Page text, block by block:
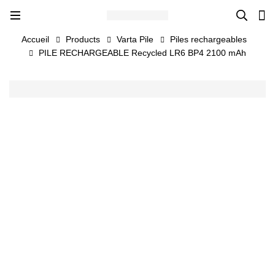
Accueil Products Varta Pile
Piles rechargeables
PILE RECHARGEABLE Recycled LR6 BP4 2100 mAh